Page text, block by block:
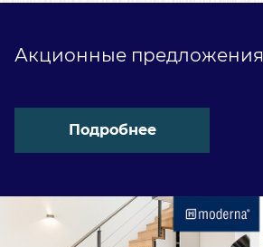
Акционные предложения
Подробнее